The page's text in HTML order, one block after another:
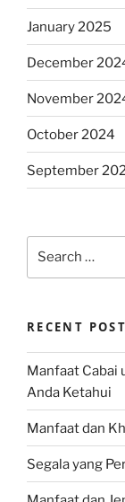
January 2025
December
November
October 2024
September
RECENT
Manfaat Cabai
Anda Ketahui
Manfaat dan
Segala yang